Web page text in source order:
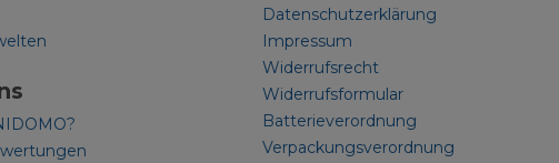
Datenschutzerklärung
Impressum
Widerrufsrecht
Widerrufsformular
Batterieverordnung
Verpackungsverordnung